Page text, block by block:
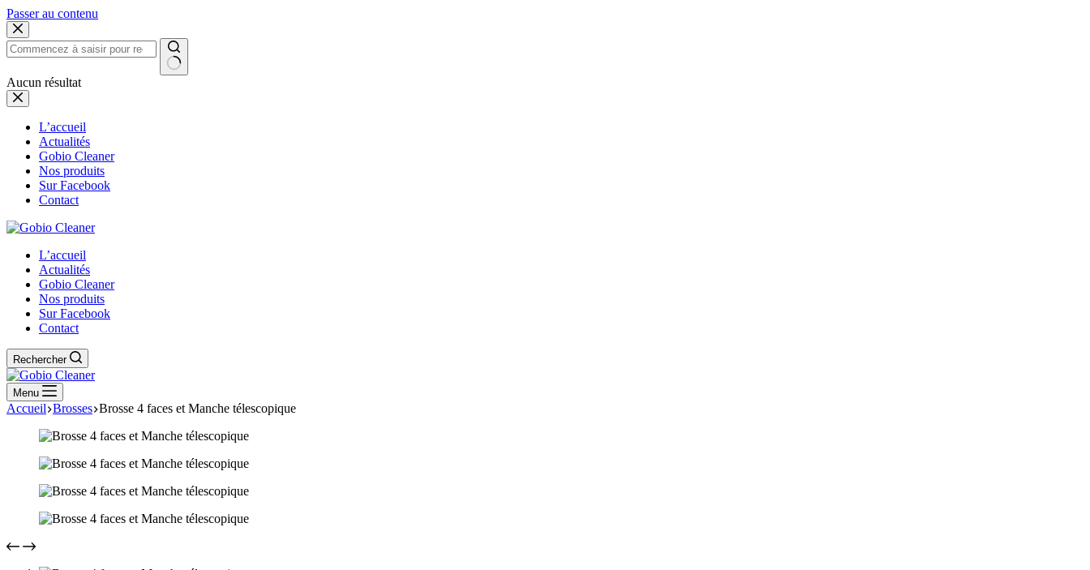
Passer au contenu
Aucun résultat
L’accueil
Actualités
Gobio Cleaner
Nos produits
Sur Facebook
Contact
L’accueil
Actualités
Gobio Cleaner
Nos produits
Sur Facebook
Contact
Rechercher
Menu
Accueil Brosses Brosse 4 faces et Manche télescopique